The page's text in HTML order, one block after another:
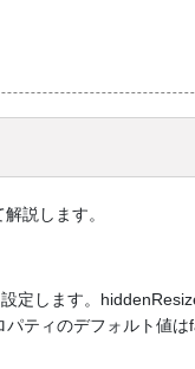
説します。
定します。
ティのデフォルト値